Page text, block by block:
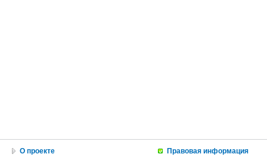
О проекте Правовая информация